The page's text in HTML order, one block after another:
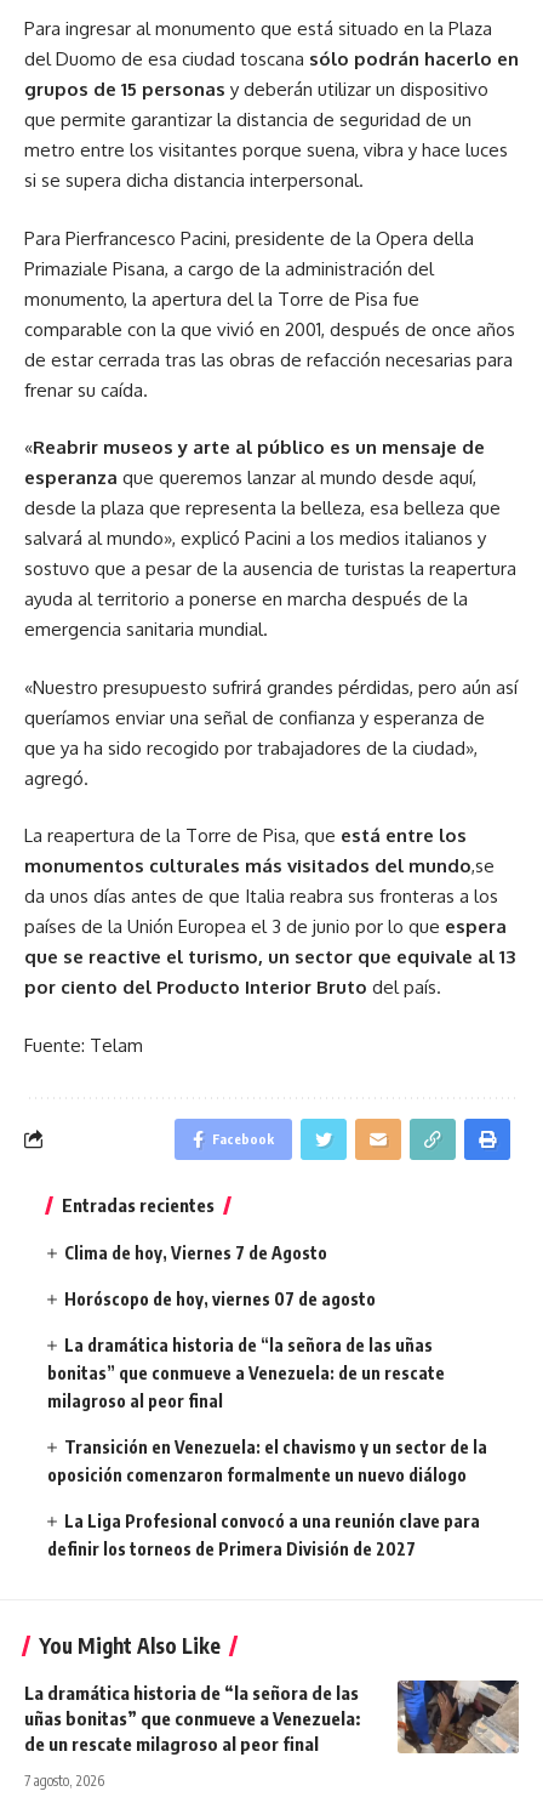
Para ingresar al monumento que está situado en la Plaza
del Duomo de esa ciudad toscana sólo podrán hacerlo en
grupos de 15 personas y deberán utilizar un dispositivo
que permite garantizar la distancia de seguridad de un
metro entre los visitantes porque suena, vibra y hace luces
si se supera dicha distancia interpersonal.
Para Pierfrancesco Pacini, presidente de la Opera della
Primaziale Pisana, a cargo de la administración del
monumento, la apertura del la Torre de Pisa fue
comparable con la que vivió en 2001, después de once años
de estar cerrada tras las obras de refacción necesarias para
frenar su caída.
«Reabrir museos y arte al público es un mensaje de
esperanza que queremos lanzar al mundo desde aquí,
desde la plaza que representa la belleza, esa belleza que
salvará al mundo», explicó Pacini a los medios italianos y
sostuvo que a pesar de la ausencia de turistas la reapertura
ayuda al territorio a ponerse en marcha después de la
emergencia sanitaria mundial.
«Nuestro presupuesto sufrirá grandes pérdidas, pero aún así
queríamos enviar una señal de confianza y esperanza de
que ya ha sido recogido por trabajadores de la ciudad»,
agregó.
La reapertura de la Torre de Pisa, que está entre los
monumentos culturales más visitados del mundo,se
da unos días antes de que Italia reabra sus fronteras a los
países de la Unión Europea el 3 de junio por lo que espera
que se reactive el turismo, un sector que equivale al 13
por ciento del Producto Interior Bruto del país.
Fuente: Telam
Facebook
Entradas recientes
Clima de hoy, Viernes 7 de Agosto
Horóscopo de hoy, viernes 07 de agosto
La dramática historia de “la señora de las uñas
bonitas” que conmueve a Venezuela: de un rescate
milagroso al peor final
Transición en Venezuela: el chavismo y un sector de la
oposición comenzaron formalmente un nuevo diálogo
La Liga Profesional convocó a una reunión clave para
definir los torneos de Primera División de 2027
You Might Also Like
La dramática historia de “la señora de las
uñas bonitas” que conmueve a Venezuela:
de un rescate milagroso al peor final
7 agosto, 2026